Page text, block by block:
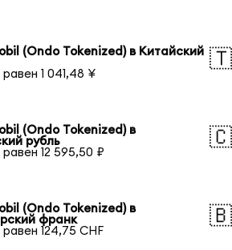
(Ondo Tokenized) в Китайский
равен 1 041,48 ¥
(Ondo Tokenized) в
рубль
равен 12 595,50 ₽
(Ondo Tokenized) в
франк
равен 124,75 CHF